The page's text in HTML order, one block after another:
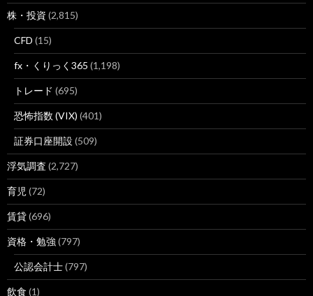
株・投資 (2,815)
CFD (15)
fx・くりっく365 (1,198)
トレード (695)
恐怖指数 (VIX) (401)
証券口座開設 (509)
浮気調査 (2,727)
育児 (72)
賃貸(696)
資格・勉強 (797)
公認会計士(797)
飲食 (1)